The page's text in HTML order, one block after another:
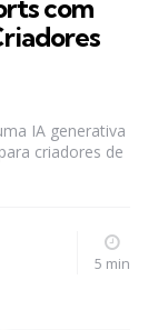
com
IA generativa
criadores de
5 min